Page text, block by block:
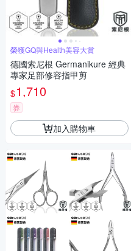
榮獲GQ與Health美容大賞
德國索尼根 Germanikure 經典
專家足部修容指甲剪
$1,710
券
加入購物車